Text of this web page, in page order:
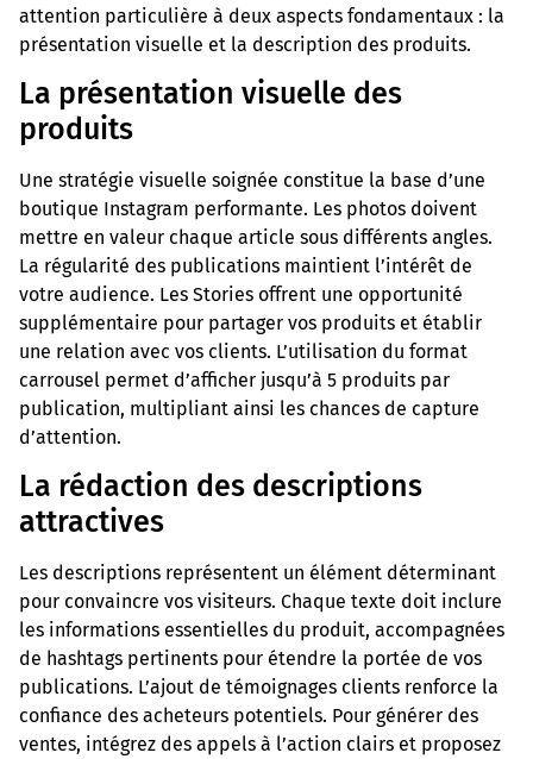
attention particulière à deux aspects fondamentaux : la
présentation visuelle et la description des produits.
La présentation visuelle des
produits
Une stratégie visuelle soignée constitue la base d’une
boutique Instagram performante. Les photos doivent
mettre en valeur chaque article sous différents angles.
La régularité des publications maintient l’intérêt de
votre audience. Les Stories offrent une opportunité
supplémentaire pour partager vos produits et établir
une relation avec vos clients. L’utilisation du format
carrousel permet d’afficher jusqu’à 5 produits par
publication, multipliant ainsi les chances de capture
d’attention.
La rédaction des descriptions
attractives
Les descriptions représentent un élément déterminant
pour convaincre vos visiteurs. Chaque texte doit inclure
les informations essentielles du produit, accompagnées
de hashtags pertinents pour étendre la portée de vos
publications. L’ajout de témoignages clients renforce la
confiance des acheteurs potentiels. Pour générer des
ventes, intégrez des appels à l’action clairs et proposez